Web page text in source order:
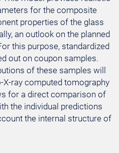
for the composite
properties of the glass
an outlook on the planned
this purpose, standardized
out on coupon samples.
of these samples will
ray computed tomography
for a direct comparison of
the individual predictions
the internal structure of